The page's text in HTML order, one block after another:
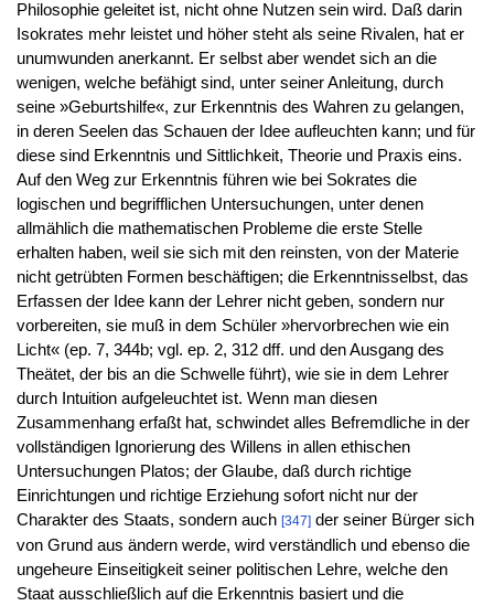
Philosophie geleitet ist, nicht ohne Nutzen sein wird. Daß darin
Isokrates mehr leistet und höher steht als seine Rivalen, hat er
unumwunden anerkannt. Er selbst aber wendet sich an die
wenigen, welche befähigt sind, unter seiner Anleitung, durch
seine »Geburtshilfe«, zur Erkenntnis des Wahren zu gelangen,
in deren Seelen das Schauen der Idee aufleuchten kann; und für
diese sind Erkenntnis und Sittlichkeit, Theorie und Praxis eins.
Auf den Weg zur Erkenntnis führen wie bei Sokrates die
logischen und begrifflichen Untersuchungen, unter denen
allmählich die mathematischen Probleme die erste Stelle
erhalten haben, weil sie sich mit den reinsten, von der Materie
nicht getrübten Formen beschäftigen; die Erkenntnisselbst, das
Erfassen der Idee kann der Lehrer nicht geben, sondern nur
vorbereiten, sie muß in dem Schüler »hervorbrechen wie ein
Licht« (ep. 7, 344b; vgl. ep. 2, 312 dff. und den Ausgang des
Theätet, der bis an die Schwelle führt), wie sie in dem Lehrer
durch Intuition aufgeleuchtet ist. Wenn man diesen
Zusammenhang erfaßt hat, schwindet alles Befremdliche in der
vollständigen Ignorierung des Willens in allen ethischen
Untersuchungen Platos; der Glaube, daß durch richtige
Einrichtungen und richtige Erziehung sofort nicht nur der
Charakter des Staats, sondern auch [347]der seiner Bürger sich
von Grund aus ändern werde, wird verständlich und ebenso die
ungeheure Einseitigkeit seiner politischen Lehre, welche den
Staat ausschließlich auf die Erkenntnis basiert und die